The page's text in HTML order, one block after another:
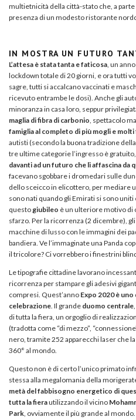
multietnicità della città-stato che, a
presenza di un modesto ristorante
IN MOSTRA UN FUTURO
L’attesa è stata tanta e faticosa , un
lockdown totale di 20 giorni, e ora tutti
sagre, tutti si accalcano vaccinati e
ricevuto entrambe le dosi). Anche gli
minoranza in casa loro, seppur
maglia di fibra di carbonio , spettacolo
famiglia al completo di più mogli e molti
autisti (secondo la buona tradizione
tre ultime categorie l’ingresso è
davanti ad un futuro che li affascina da
facevano sgobbare i dromedari sulle
dello sceicco in elicottero, per mediare
sono nati quando gli Emirati si sono
questo giubileo è un ulteriore motivo di
sfarzo. Per la ricorrenza (2 dicembre),
macchine di lusso con le immagini dei
bandiera. Ve l’immaginate una Panda
il tricolore? Ci vorrebbero i finestrini
Le tipografie cittadine lavorano
ricorrenza per stampare gli adesivi
compresi. Quest’anno Expo 2020 è
celebrazione . Il grande duomo centrale
di tutta la fiera, un orgoglio di
(tradotta come “di mezzo”,
nero, tramite 252 apparecchi laser che
360° al mondo.
Questo non è di certo l’unico primato
stessa alla megalomania della
metà del fabbisogno energetico di
tutta la fierautilizzando il vicino
Park , ovviamente il più grande al mondo.